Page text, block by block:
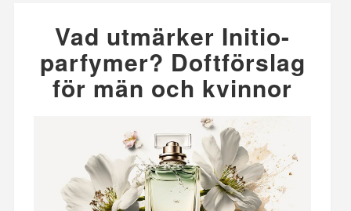
Vad utmärker Initio-
parfymer? Doftförslag
för män och kvinnor